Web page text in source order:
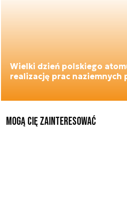
Wielki dzień polskiego
realizację prac naziemnych
Mogą Cię zainteresować